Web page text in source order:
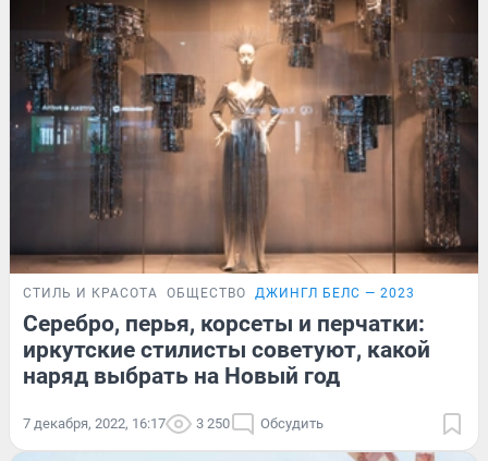
СТИЛЬ И КРАСОТА ОБЩЕСТВО ДЖИНГЛ БЕЛС — 2023
Серебро, перья, корсеты и перчатки:
иркутские стилисты советуют, какой
наряд выбрать на Новый год
7 декабря, 2022, 16:17 3 250 Обсудить